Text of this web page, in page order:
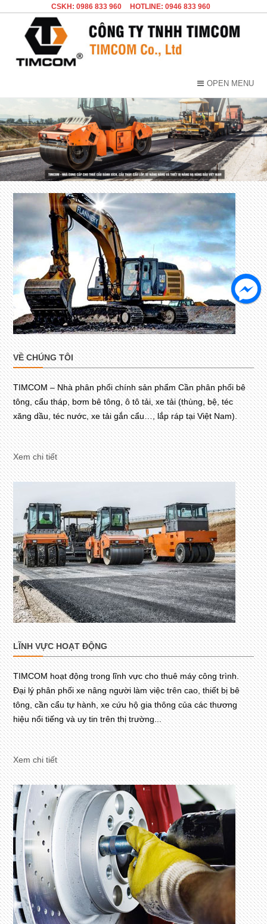
CSKH: 0986 833 960 HOTLINE: 0946 833 960
OPEN MENU
VỀ CHÚNG TÔI
TIMCOM – Nhà phân phối chính sản phẩm Cần phân phối bê
tông, cẩu tháp, bơm bê tông, ô tô tải, xe tải (thùng, bệ, téc
xăng dầu, téc nước, xe tải gắn cẩu…, lắp ráp tại Việt Nam).
Xem chi tiết
LĨNH VỰC HOẠT ĐỘNG
TIMCOM hoạt động trong lĩnh vực cho thuê máy công trình.
Đại lý phân phối xe nâng người làm việc trên cao, thiết bị bê
tông, cần cẩu tự hành, xe cứu hộ gia thông của các thương
hiệu nổi tiếng và uy tin trên thị trường...
Xem chi tiết